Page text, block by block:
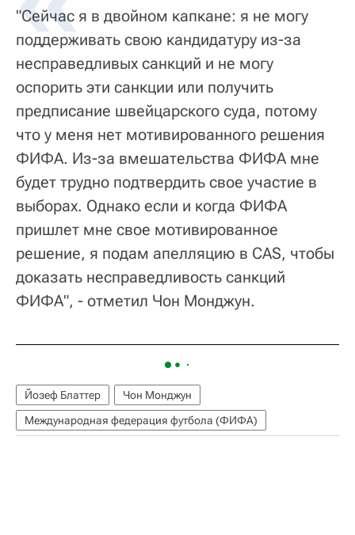
"Сейчас я в двойном капкане: я не могу
поддерживать свою кандидатуру из-за
несправедливых санкций и не могу
оспорить эти санкции или получить
предписание швейцарского суда, потому
что у меня нет мотивированного решения
ФИФА. Из-за вмешательства ФИФА мне
будет трудно подтвердить свое участие в
выборах. Однако если и когда ФИФА
пришлет мне свое мотивированное
решение, я подам апелляцию в CAS, чтобы
доказать несправедливость санкций
ФИФА", - отметил Чон Монджун.
Йозеф Блаттер
Чон Монджун
Международная федерация футбола (ФИФА)